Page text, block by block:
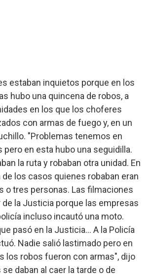
estaban inquietos porque en los
hubo una quincena de robos, a
en los que los choferes
con armas de fuego y, en un
"Problemas tenemos en
pero en esta hubo una seguidilla.
la ruta y robaban otra unidad. En
de los casos quienes robaban eran
o tres personas. Las filmaciones
de la Justicia porque las empresas
incluso incautó una moto.
pasó en la Justicia... A la Policía
Nadie salió lastimado pero en
los robos fueron con armas", dijo
daban al caer la tarde o de